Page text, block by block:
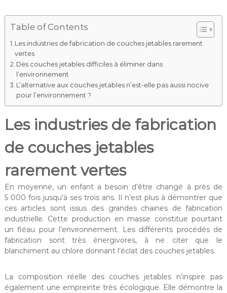
Table of Contents
Les industries de fabrication de couches jetables rarement
vertes
Des couches jetables difficiles à éliminer dans
l’environnement
L’alternative aux couches jetables n’est-elle pas aussi nocive
pour l’environnement ?
Les industries de fabrication
de couches jetables
rarement vertes
En moyenne, un enfant a besoin d’être changé à près de
5 000 fois jusqu’à ses trois ans. Il n’est plus à démontrer que
ces articles sont issus des grandes chaines de fabrication
industrielle. Cette production en masse constitue pourtant
un fléau pour l’environnement. Les différents procédés de
fabrication sont très énergivores, à ne citer que le
blanchiment au chlore donnant l’éclat des couches jetables.
La composition réelle des couches jetables n’inspire pas
également une empreinte très écologique. Elle démontre la